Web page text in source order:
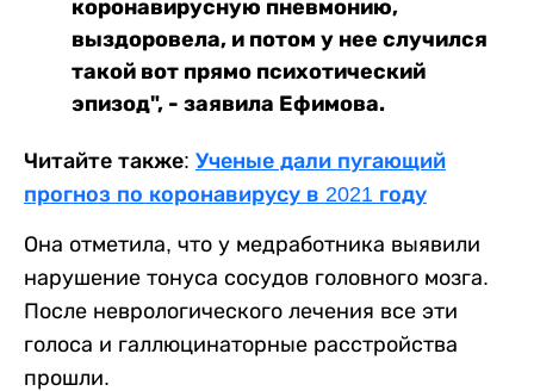
коронавирусную пневмонию,
выздоровела, и потом у нее случился
такой вот прямо психотический
эпизод", - заявила Ефимова.
Читайте также: Ученые дали пугающий
прогноз по коронавирусу в 2021 году
Она отметила, что у медработника выявили
нарушение тонуса сосудов головного мозга.
После неврологического лечения все эти
голоса и галлюцинаторные расстройства
прошли.